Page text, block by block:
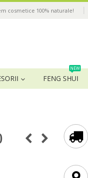
cosmetice 100% naturale!
FENG SHUI
NEW